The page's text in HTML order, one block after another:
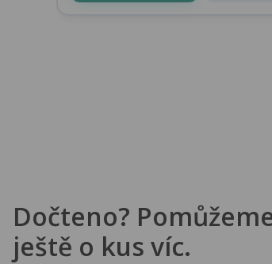
Dočteno?
ještě o kus víc.